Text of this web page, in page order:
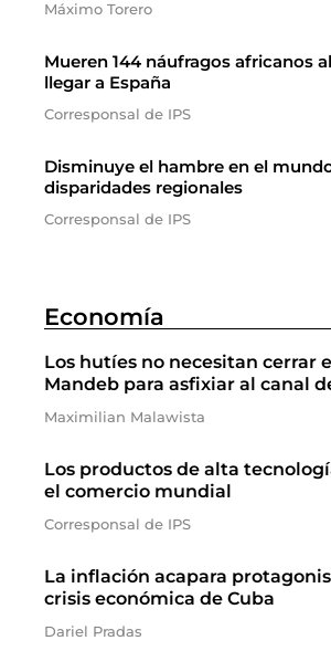
Máximo Torero
Mueren 144 náufragos africanos
llegar a España
Corresponsal de IPS
Disminuye el hambre en el
disparidades regionales
Corresponsal de IPS
Economía
Los hutíes no necesitan cerrar
Mandeb para asfixiar al canal
Maximilian Malawista
Los productos de alta
el comercio mundial
Corresponsal de IPS
La inflación acapara
crisis económica de Cuba
Dariel Pradas